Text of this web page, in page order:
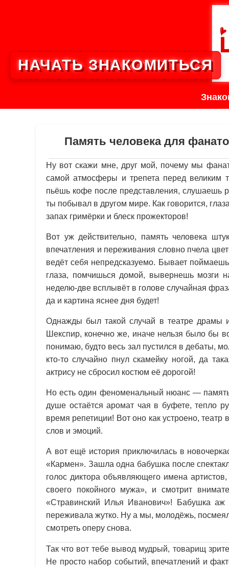
Память человека для
Ну вот скажи мне, друг мой, почему мы
самой атмосферы и трепета перед великим
пьёшь кофе после представления, слушаешь
ты побывал в другом мире. Как говорится,
запах гримёрки и блеск прожекторов!
Вот уж действительно, память человека
впечатления и переживания словно пчела
ведёт себя непредсказуемо. Бывает
глаза, помчишься домой, вывернешь мозги
неделю-две всплывёт в голове случайная
да и картина яснее дня будет!
Однажды был такой случай в театре
Шекспир, конечно же, иначе нельзя было бы
понимаю, будто весь зал пустился в дебаты,
кто-то случайно пнул скамейку ногой, да
актрису не сбросил костюм её дорогой!
Но есть один феноменальный нюанс —
душе остаётся аромат чая в буфете, тепло
время репетиции! Вот оно как устроено,
слов и эмоций.
А вот ещё история приключилась в
«Кармен». Зашла одна бабушка после
голос диктора объявляющего имена
своего покойного мужа», и смотрит
«Стравинский Илья Иванович»! Бабушка
переживала жутко. Ну а мы, молодёжь,
смотреть оперу снова.
Так что вот тебе вывод мудрый, товарищ
Не просто набор событий, впечатлений и
НАЧАТЬ ЗНАКОМИТЬСЯ